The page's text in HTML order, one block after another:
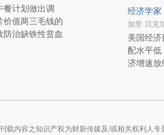
餐计划做出调
价值两三毛钱的
防治缺铁性贫血
经济学家
加里·贝克
美国经
配水平
济增速放
载内容之知识产权为财新传媒及/或相关权利人